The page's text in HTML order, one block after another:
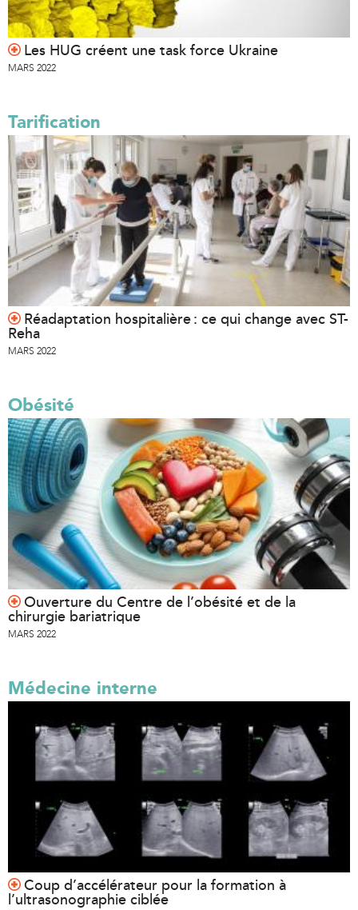
Les HUG créent une task force Ukraine
MARS 2022
Tarification
Réadaptation hospitalière : ce qui change avec ST-
Reha
MARS 2022
Obésité
Ouverture du Centre de l’obésité et de la
chirurgie bariatrique
MARS 2022
Médecine interne
Coup d’accélérateur pour la formation à
l’ultrasonographie ciblée